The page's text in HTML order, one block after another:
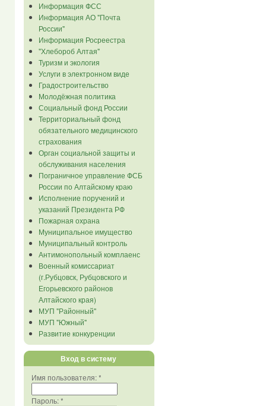
Информация ФСС
Информация АО "Почта
России"
Информация Росреестра
"Хлебороб Алтая"
Туризм и экология
Услуги в электронном виде
Градостроительство
Молодёжная политика
Социальный фонд России
Территориальный фонд
обязательного медицинского
страхования
Орган социальной защиты и
обслуживания населения
Пограничное управление ФСБ
России по Алтайскому краю
Исполнение поручений и
указаний Президента РФ
Пожарная охрана
Муниципальное имущество
Муниципальный контроль
Антимонопольный комплаенс
Военный комиссариат
(г.Рубцовск, Рубцовского и
Егорьевского районов
Алтайского края)
МУП "Районный"
МУП "Южный"
Развитие конкуренции
Вход в систему
Имя пользователя:*
Пароль:*